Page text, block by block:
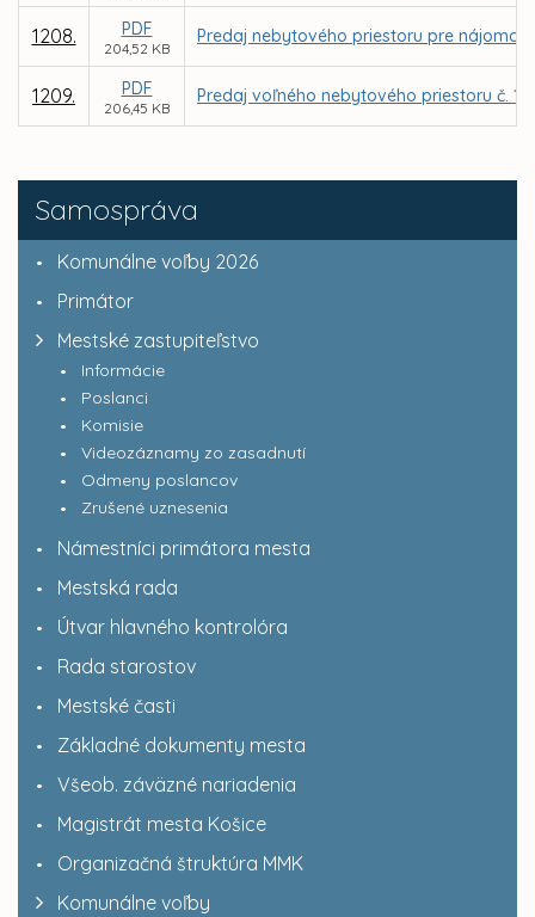
Samospráva
Komunálne voľby 2026
Primátor
Mestské zastupiteľstvo
Informácie
Poslanci
Komisie
Videozáznamy zo zasadnutí
Odmeny poslancov
Zrušené uznesenia
Námestníci primátora mesta
Mestská rada
Útvar hlavného kontrolóra
Rada starostov
Mestské časti
Základné dokumenty mesta
Všeob. záväzné nariadenia
Magistrát mesta Košice
Organizačná štruktúra MMK
Komunálne voľby
1208. PDF
204,52 KB
Predaj nebytového priestoru pre nájomcu
1209. PDF
206,45 KB
Predaj voľného nebytového priestoru č. 1